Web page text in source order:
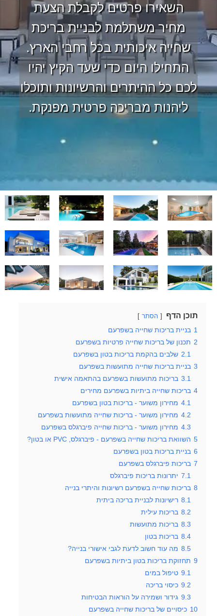
השאירו פרטים לקבלת הצעת
מחיר משתלמת לבניית בריכת
שחייה איכותית בכל רחבי הארץ.
התחילו היום כדי שעד הקיץ יהיו
לכם כל ההיתרים והרשיונות ותוכלו
ליהנות מבריכה פרטית מפנקת.
תוכן הדף הסתר
1 בניית בריכות שחייה בשפרעם
2 תכנון של בריכות שחייה פרטיות בשפרעם
2.1 שלבים בהקמת בריכות בטון בשפרעם
3 בניית בריכות שחייה מתועשות בשפרעם
3.1 בריכות מתועשות בשפרעם בהתאמה אישית
4 בריכות שחייה ביתיות בשפרעם מחירים
4.1 מחירון משוער - בריכות בטון בשפרעם
4.2 מחירון משוער - בריכות שחייה מתועשות בשפרעם
4.3 מחירון משוער - בריכות שחייה פיברגלס בשפרעם
5 השוואת בריכות שחייה בשפרעם - פיברגלס, PVC או בטון?
6 בניית בריכות בטון בשפרעם
7 בריכות פיברגלס בשפרעם
7.1 יתרונות בריכות פיברגלס
8 בריכות שחייה בשפרעם רשיונות והיתרי בנייה
8.1 רישיונות לבניית בריכה ביתית
8.2 בריכות עילית
8.3 בריכות מתועשות
8.4 בריכות בטון
8.5 מה עוד חשוב לדעת לגבי אישורי בנייה?
9 תחזוקת בריכות בטון ביתיות בשפרעם
9.1 טיפול במים
9.2 כיסוי בריכה
9.3 גידור ושמירה על הוראות הבטיחות
10 כיסויים של בריכות שחייה בשפרעם